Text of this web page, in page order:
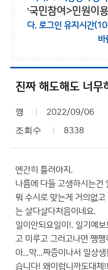
'국민참여>민원이
다. 로그인 유지시간(10
바
진짜 해도해도 너무
깽 2022/09/06
조회수 8338
엔간히 틀려야지.
나름에 다들 고생하시는건
뭐 수시로 맞는게 거의없고
는 살다살다처음이네요.
일이안되요일이!. 일기예
고 미루고 그러고나면 쨍
아...막...짜증이나서 일상
습니다! 왜이럽니까도대체!!